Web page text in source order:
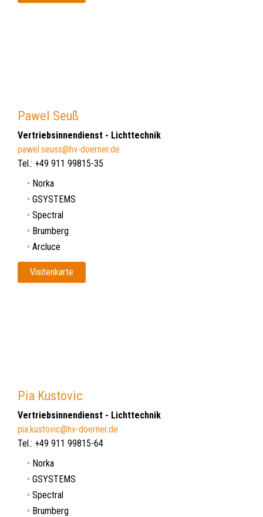
Pawel Seuß
Vertriebsinnendienst - Lichttechnik
pawel.seuss@hv-doerner.de
Tel.: +49 911 99815-35
Norka
GSYSTEMS
Spectral
Brumberg
Arcluce
Visitenkarte
Pia Kustovic
Vertriebsinnendienst - Lichttechnik
pia.kustovic@hv-doerner.de
Tel.: +49 911 99815-64
Norka
GSYSTEMS
Spectral
Brumberg